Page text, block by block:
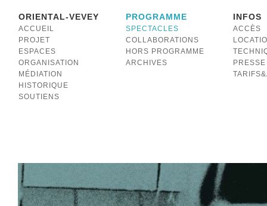
ORIENTAL-VEVEY
ACCUEIL
PROJET
ESPACES
ORGANISATION
MÉDIATION
HISTORIQUE
SOUTIENS
PROGRAMME
SPECTACLES
COLLABORATIONS
HORS PROGRAMME
ARCHIVES
INFOS
ACCÈS
PRESSE